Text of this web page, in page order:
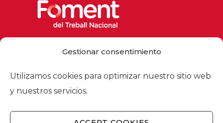
Gestionar consentimiento
Utilizamos cookies para optimizar nuestro sitio web
y nuestros servicios.
foment@foment.com